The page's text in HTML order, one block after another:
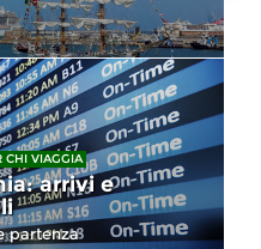
CHI VIAGGIA
arrivi e
partenza